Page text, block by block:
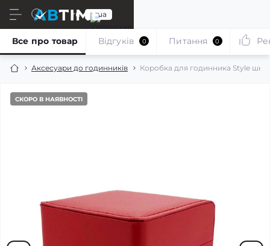
ru ua
Аксесуари до годинників Коробка для годинника Style
Все про товар Відгуків 0 Питання 0
СКОРО В НАЯВНОСТІ